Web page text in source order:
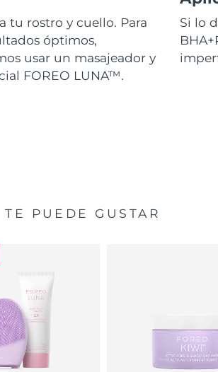
tu rostro y cuello. Para
óptimos,
usar un masajeador y
FOREO LUNA™.
Si lo
PUEDE GUSTAR